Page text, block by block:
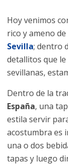
Hoy venimos
rico y ameno
Sevilla; dentro
detallitos que
sevillanas,
Dentro de la
España, una
estila servir
acostumbra es
una o dos
tapas y luego